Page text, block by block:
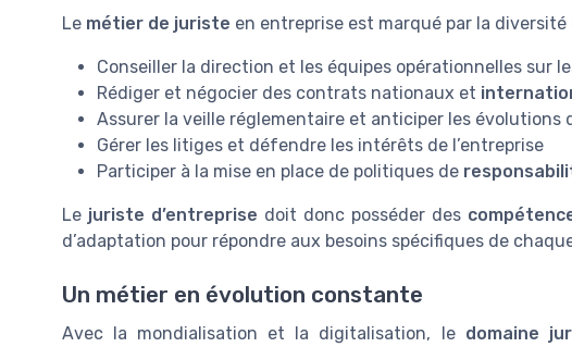
Le métier de juriste en entreprise est marqué par la diversité
Conseiller la direction et les équipes opérationnelles sur
Rédiger et négocier des contrats nationaux et
Assurer la veille réglementaire et anticiper les évolutions
Gérer les litiges et défendre les intérêts de l’entreprise
Participer à la mise en place de politiques de
Le juriste d’entreprise doit donc posséder des
d’adaptation pour répondre aux besoins spécifiques de
Un métier en évolution constante
Avec la mondialisation et la digitalisation, le domaine